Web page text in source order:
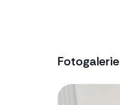
Fotogalerie